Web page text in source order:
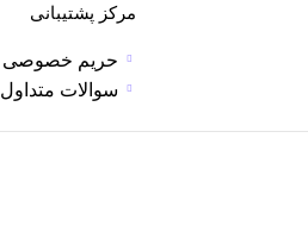
مرکز پشتیبانی
حریم خصوصی
سوالات متداول